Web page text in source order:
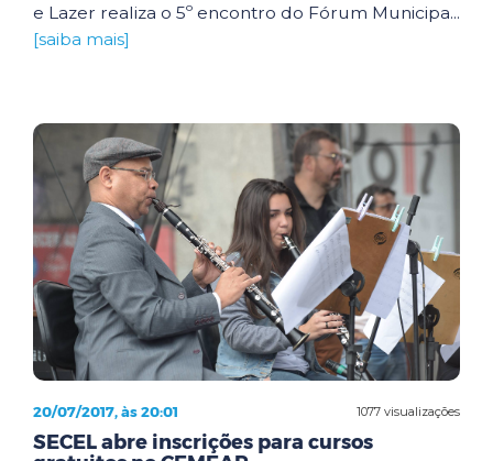
e Lazer realiza o 5º encontro do Fórum Municipa...
[saiba mais]
1077 visualizações
20/07/2017, às 20:01
SECEL abre inscrições para cursos